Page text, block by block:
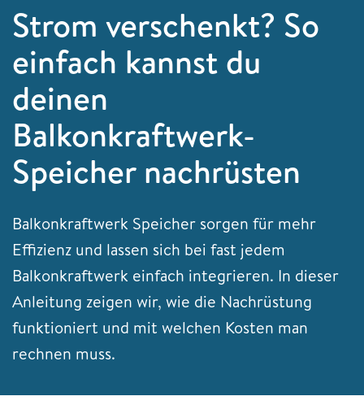
Strom verschenkt? So
einfach kannst du
deinen
Balkonkraftwerk-
Speicher nachrüsten
Balkonkraftwerk Speicher sorgen für mehr
Effizienz und lassen sich bei fast jedem
Balkonkraftwerk einfach integrieren. In dieser
Anleitung zeigen wir, wie die Nachrüstung
funktioniert und mit welchen Kosten man
rechnen muss.